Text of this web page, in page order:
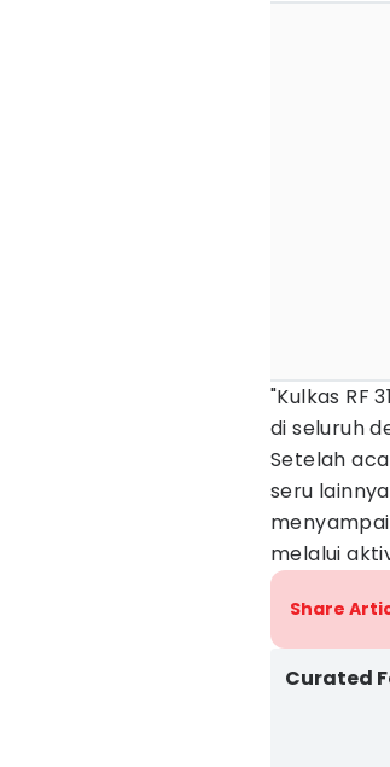
"Kulkas RF
di seluruh
Setelah
seru
melalui
Share
Curated